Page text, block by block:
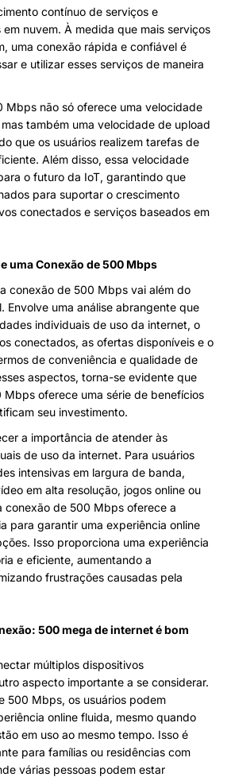
contínuo de serviços e
nuvem. À medida que mais serviços
uma conexão rápida e confiável é
e utilizar esses serviços de maneira
Mbps não só oferece uma velocidade
também uma velocidade de upload
que os usuários realizem tarefas de
Além disso, essa velocidade
o futuro da IoT, garantindo que
para suportar o crescimento
conectados e serviços baseados em
uma Conexão de 500 Mbps
conexão de 500 Mbps vai além do
Envolve uma análise abrangente que
individuais de uso da internet, o
conectados, as ofertas disponíveis e o
de conveniência e qualidade de
aspectos, torna-se evidente que
Mbps oferece uma série de benefícios
seu investimento.
a importância de atender às
de uso da internet. Para usuários
intensivas em largura de banda,
em alta resolução, jogos online ou
conexão de 500 Mbps oferece a
para garantir uma experiência online
Isso proporciona uma experiência
e eficiente, aumentando a
frustrações causadas pela
500 mega de internet é bom
múltiplos dispositivos
aspecto importante a se considerar.
500 Mbps, os usuários podem
online fluida, mesmo quando
em uso ao mesmo tempo. Isso é
para famílias ou residências com
várias pessoas podem estar